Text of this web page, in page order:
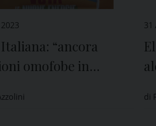
“ancora
omofobe in
31
di